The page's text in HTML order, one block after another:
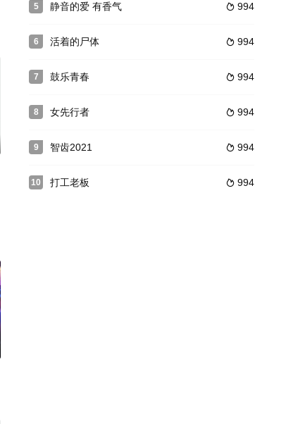
丰厚的
要研发一台具有预知凶案发生的
然出状况，让四名成年子女和他们令人头痛的父亲慌了手脚，面对可能
值据说足以买下位于纽 约的一整栋
れたバーで歌っているブルースシンガー。だが歌だけでは食えない状態
目
，能模仿人言诱杀村民。少年水生幼年目
死亡后，安德莉亚·吉布斯和她的儿子伊桑被卷入了著名教授艾伦·杰克
5  994
静音的爱 有香气
6  994
活着的尸体
7  994
鼓乐青春
8  994
女先行者
9  994
智齿2021
10  994
打工老板